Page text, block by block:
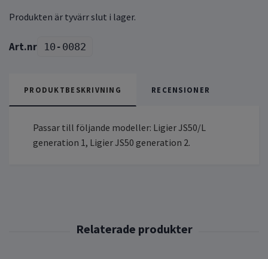
Produkten är tyvärr slut i lager.
10-0082
PRODUKTBESKRIVNING RECENSIONER
Passar till följande modeller: Ligier JS50/L
generation 1, Ligier JS50 generation 2.